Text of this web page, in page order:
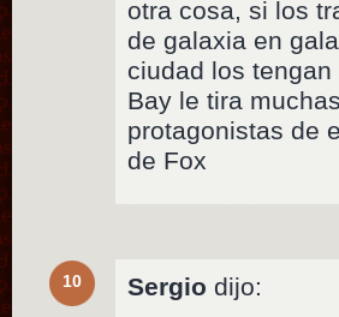
otra cosa, si los
de galaxia en
ciudad los
Bay le tira
protagonistas de
de Fox
10 Sergio dijo: